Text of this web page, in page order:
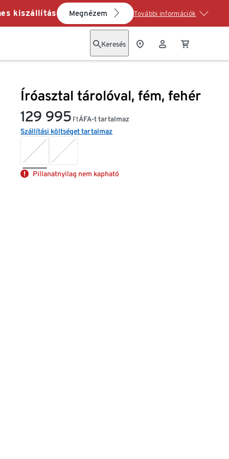
kiszállítás Megnézem További információk
Keresés
Íróasztal tárolóval, fém, fehér
129 995 FtÁFA-t tartalmaz
Szállítási költséget tartalmaz
Pillanatnyilag nem kapható